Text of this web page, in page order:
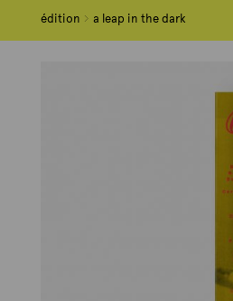
édition a leap in the dark
édition a leap in the dark